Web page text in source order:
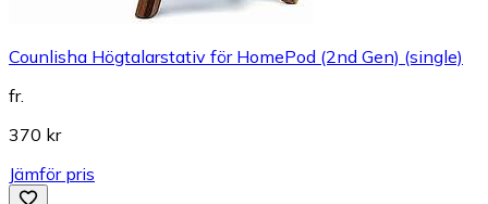
Counlisha Högtalarstativ för HomePod (2nd Gen) (single)
fr.
370 kr
Jämför pris